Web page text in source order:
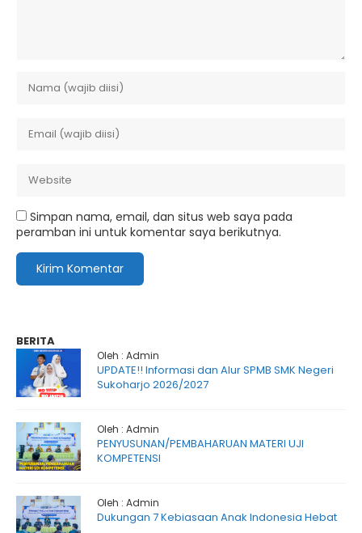
Simpan nama, email, dan situs web saya pada
peramban ini untuk komentar saya berikutnya.
BERITA
Oleh : Admin
UPDATE!! Informasi dan Alur SPMB SMK Negeri
Sukoharjo 2026/2027
Oleh : Admin
PENYUSUNAN/PEMBAHARUAN MATERI UJI
KOMPETENSI
Oleh : Admin
Dukungan 7 Kebiasaan Anak Indonesia Hebat